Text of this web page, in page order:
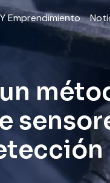
Emprendimiento